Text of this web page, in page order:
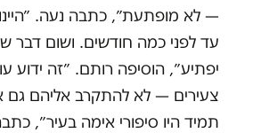
— לא מופתעת״, כתבה נעה.
עד לפני כמה חודשים. ושום דבר
יפתיע״, הוסיפה רותם. ״זה ידוע
צעירים — לא להתקרב אליהם גם
תמיד היו סיפורי אימה בעיר״,